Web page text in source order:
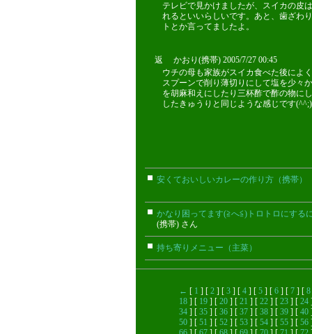
テレビで見かけましたが、スイカの皮
れるといいらしいです。あと、歯ざわ
トとか言ってましたよ。
返 かおり(携帯) 2005/7/27 00:45
ウチの母も家族がスイカ食べた後によ
スプーンで削り薄切りにして塩を少々
を胡麻和えにしたり三杯酢で酢の物に
したきゅうりと同じような感じです(^^;)
安くておいしいカレーの作り方（携帯）
かなり困ってます(≧へ≦)トロトロにする
(携帯) さん
持ち寄りメニュー（主菜）
← [ 1 ] [ 2 ] [ 3 ] [ 4 ] [ 5 ] [ 6 ] [ 7 ] [ 8
18 ] [ 19 ] [ 20 ] [ 21 ] [ 22 ] [ 23 ] [ 24
34 ] [ 35 ] [ 36 ] [ 37 ] [ 38 ] [ 39 ] [ 40
50 ] [ 51 ] [ 52 ] [ 53 ] [ 54 ] [ 55 ] [ 56